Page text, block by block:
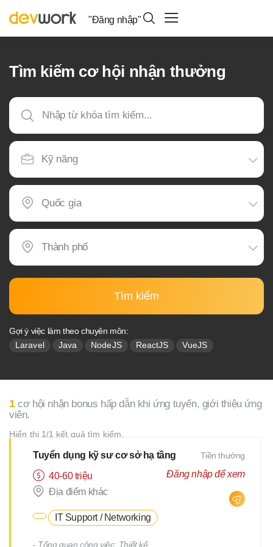
"Đăng nhập"
Tìm kiếm cơ hội nhận thưởng
Tìm kiếm
Gợi ý việc làm theo chuyên môn:
Laravel Java NodeJS ReactJS VueJS
1cơ hội nhận bonus hấp dẫn khi ứng tuyển, giới thiệu ứng
viên.
Hiển thị 1/1 kết quả tìm kiếm.
Tuyển dụng kỹ sư cơ sở hạ tầng
40-60 triệu
Địa điểm khác
IT Support / Networking
- Tổng quan công việc: Thiết kế,
Tiền thưởng
Đăng nhập để xem